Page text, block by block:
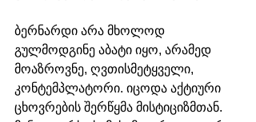
ბერნარდი არა მხოლოდ
გულმოდგინე აბატი იყო, არამედ
მოაზროვნე, ღვთისმეტყველი,
კონტემპლატორი. იცოდა აქტიური
ცხოვრების შერწყმა მისტიციზმთან.